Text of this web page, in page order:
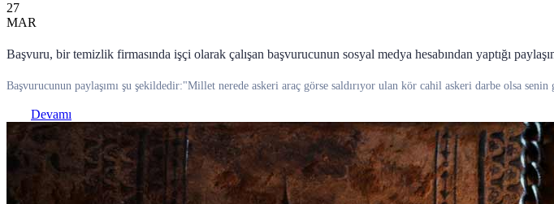
27
MAR
Başvuru, bir temizlik firmasında işçi olarak çalışan başvurucunun sosyal medya hesabından yaptığı
Başvurucunun paylaşımı şu şekildedir:"Millet nerede askeri araç görse saldırıyor ulan kör cahil askeri darbe olsa senin
Devamı